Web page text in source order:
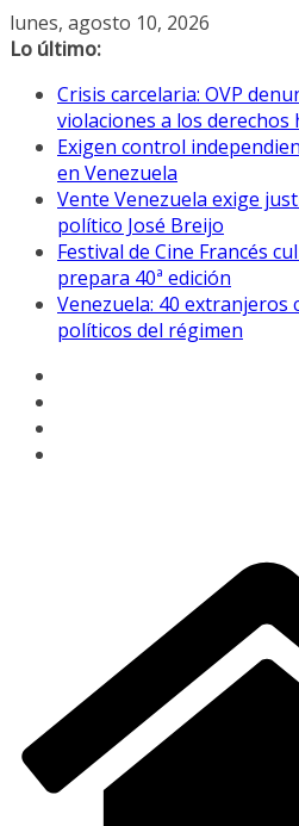
Saltar
al
lunes, agosto 10, 2026
Lo último:
Crisis carcelaria: OVP
violaciones a los derechos
Exigen control
en Venezuela
Vente Venezuela exige
político José Breijo
Festival de Cine Francés
prepara 40ª edición
Venezuela: 40
políticos del régimen